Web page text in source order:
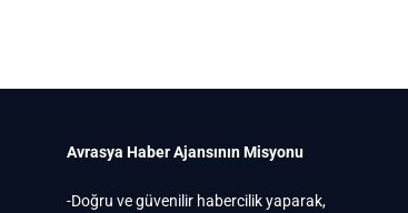
Avrasya Haber Ajansının Misyonu
-Doğru ve güvenilir habercilik yaparak,